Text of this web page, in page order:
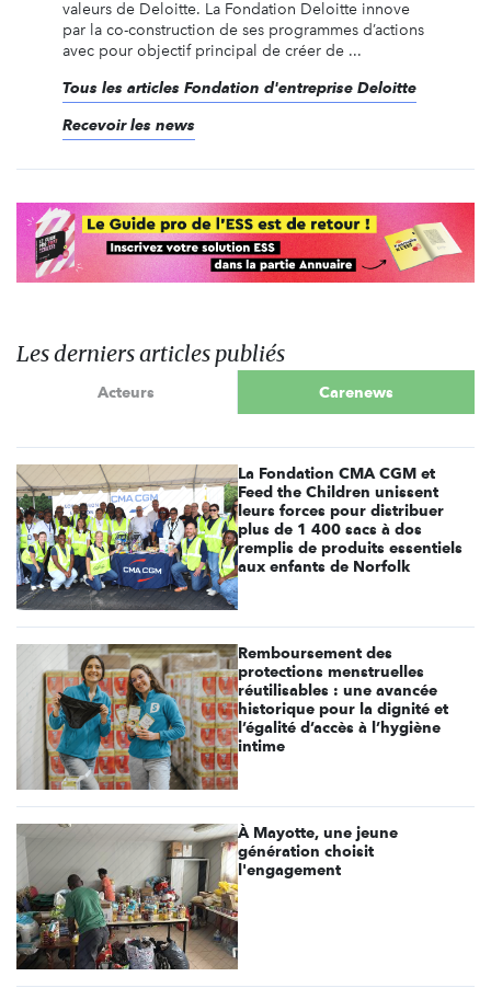
valeurs de Deloitte. La Fondation Deloitte innove
par la co-construction de ses programmes d’actions
avec pour objectif principal de créer de ...
Tous les articles Fondation d'entreprise Deloitte
Recevoir les news
Les derniers articles publiés
Acteurs Carenews
La Fondation CMA CGM et
Feed the Children unissent
leurs forces pour distribuer
plus de 1 400 sacs à dos
remplis de produits essentiels
aux enfants de Norfolk
Remboursement des
protections menstruelles
réutilisables : une avancée
historique pour la dignité et
l’égalité d’accès à l’hygiène
intime
À Mayotte, une jeune
génération choisit
l'engagement